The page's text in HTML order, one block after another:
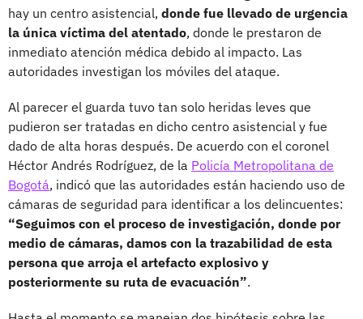
hay un centro asistencial, donde fue llevado de urgencia
la única víctima del atentado, donde le prestaron de
inmediato atención médica debido al impacto. Las
autoridades investigan los móviles del ataque.
Al parecer el guarda tuvo tan solo heridas leves que
pudieron ser tratadas en dicho centro asistencial y fue
dado de alta horas después. De acuerdo con el coronel
Héctor Andrés Rodríguez, de la Policía Metropolitana de
Bogotá, indicó que las autoridades están haciendo uso de
cámaras de seguridad para identificar a los delincuentes:
“Seguimos con el proceso de investigación, donde por
medio de cámaras, damos con la trazabilidad de esta
persona que arroja el artefacto explosivo y
posteriormente su ruta de evacuación”.